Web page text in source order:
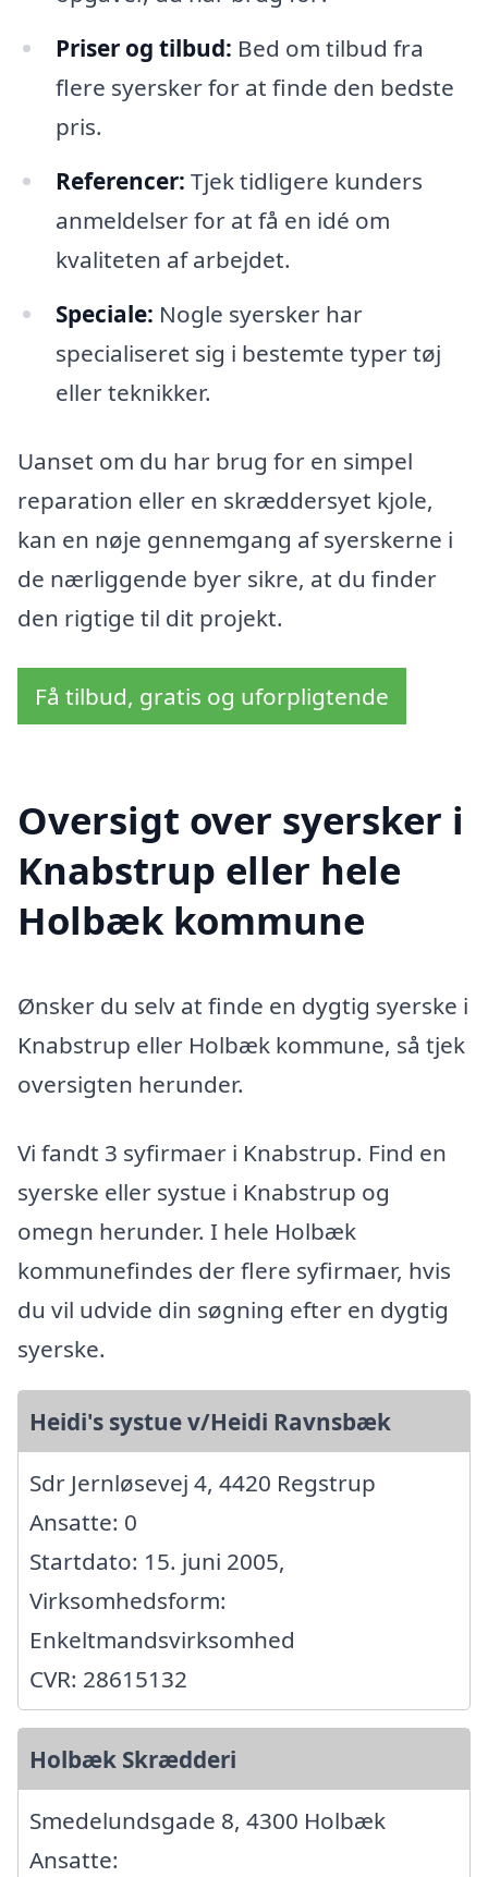
Priser og tilbud: Bed om tilbud fra
flere syersker for at finde den bedste
pris.
Referencer: Tjek tidligere kunders
anmeldelser for at få en idé om
kvaliteten af arbejdet.
Speciale: Nogle syersker har
specialiseret sig i bestemte typer tøj
eller teknikker.
Uanset om du har brug for en simpel
reparation eller en skræddersyet kjole,
kan en nøje gennemgang af syerskerne i
de nærliggende byer sikre, at du finder
den rigtige til dit projekt.
Få tilbud, gratis og uforpligtende
Oversigt over syersker i
Knabstrup eller hele
Holbæk kommune
Ønsker du selv at finde en dygtig syerske i
Knabstrup eller Holbæk kommune, så tjek
oversigten herunder.
Vi fandt 3 syfirmaer i Knabstrup. Find en
syerske eller systue i Knabstrup og
omegn herunder. I hele Holbæk
kommunefindes der flere syfirmaer, hvis
du vil udvide din søgning efter en dygtig
syerske.
Heidi's systue v/Heidi Ravnsbæk
Sdr Jernløsevej 4, 4420 Regstrup
Ansatte: 0
Startdato: 15. juni 2005,
Virksomhedsform:
Enkeltmandsvirksomhed
CVR: 28615132
Holbæk Skrædderi
Smedelundsgade 8, 4300 Holbæk
Ansatte: